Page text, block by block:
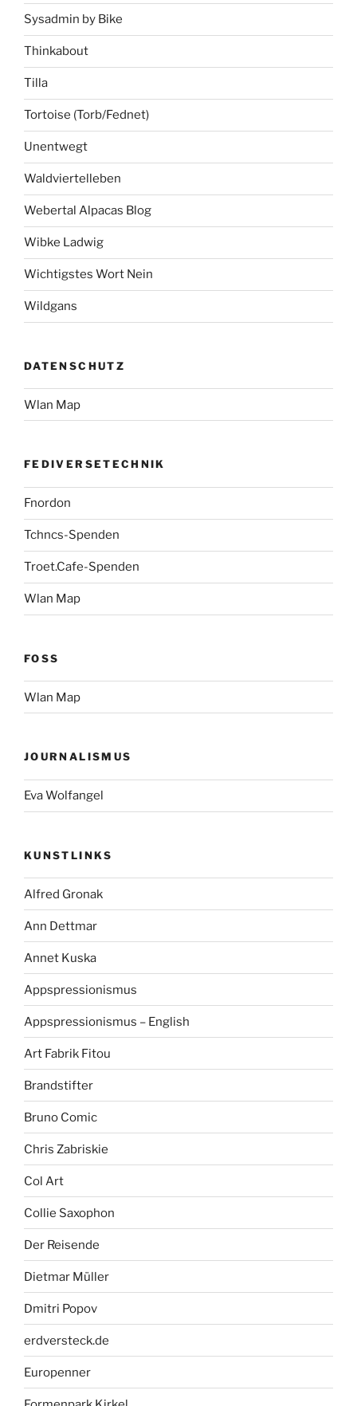
Sysadmin by Bike
Thinkabout
Tilla
Tortoise (Torb/Fednet)
Unentwegt
Waldviertelleben
Webertal Alpacas Blog
Wibke Ladwig
Wichtigstes Wort Nein
Wildgans
DATENSCHUTZ
Wlan Map
FEDIVERSETECHNIK
Fnordon
Tchncs-Spenden
Troet.Cafe-Spenden
Wlan Map
FOSS
Wlan Map
JOURNALISMUS
Eva Wolfangel
KUNSTLINKS
Alfred Gronak
Ann Dettmar
Annet Kuska
Appspressionismus
Appspressionismus – English
Art Fabrik Fitou
Brandstifter
Bruno Comic
Chris Zabriskie
Col Art
Collie Saxophon
Der Reisende
Dietmar Müller
Dmitri Popov
erdversteck.de
Europenner